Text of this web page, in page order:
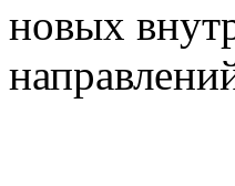
новых